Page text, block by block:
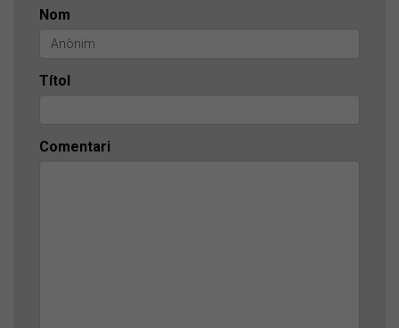
Nom
Títol
Comentari